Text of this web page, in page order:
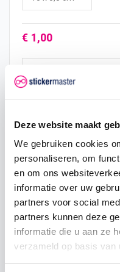
Deze website maakt
We gebruiken cookies
personaliseren, om
en om ons
informatie over uw
partners voor social
partners kunnen deze
informatie die u aan ze
verzameld op basis van
€ 1,00
In
Hoeveelheid
€
10 €
25 €